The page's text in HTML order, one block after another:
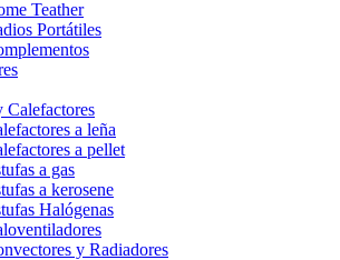
Teather
Portátiles
Calefactores
a leña
a pellet
a gas
a kerosene
Halógenas
y Radiadores